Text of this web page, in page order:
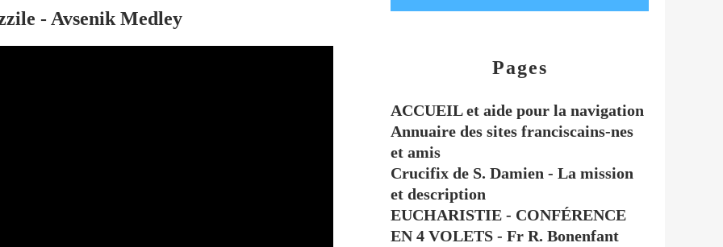
- Avsenik Medley
Pages
ACCUEIL et aide pour la navigation
Annuaire des sites franciscains-nes
et amis
Crucifix de S. Damien - La mission
et description
EUCHARISTIE - CONFÉRENCE
EN 4 VOLETS - Fr R. Bonenfant